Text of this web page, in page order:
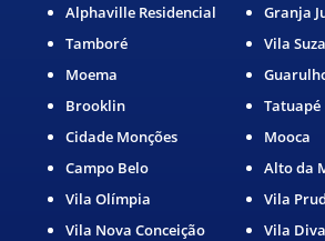
Alphaville Residencial
Tamboré
Moema
Brooklin
Cidade Monções
Campo Belo
Vila Olímpia
Vila Nova Conceição
Granja
Vila
Tatuapé
Mooca
Alto da
Vila
Vila Diva